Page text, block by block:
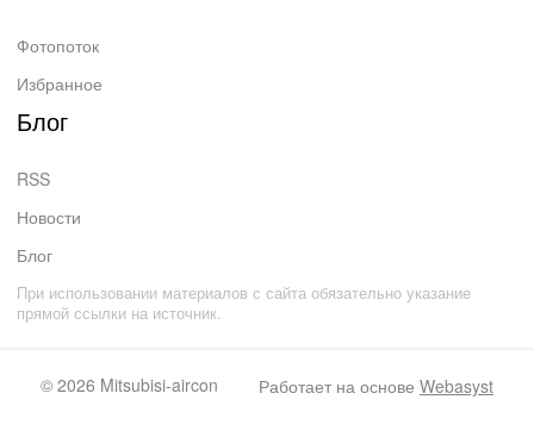
Фотопоток
Избранное
Блог
RSS
Новости
Блог
При использовании материалов с сайта обязательно указание
прямой ссылки на источник.
© 2026 Mitsubisi-aircon Работает на основе Webasyst